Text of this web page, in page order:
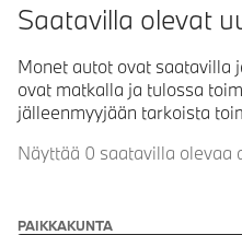
Saatavilla olevat
Monet autot ovat saatavilla
ovat matkalla ja tulossa
jälleenmyyjään tarkoista
Näyttää 0 saatavilla olevaa
PAIKKAKUNTA